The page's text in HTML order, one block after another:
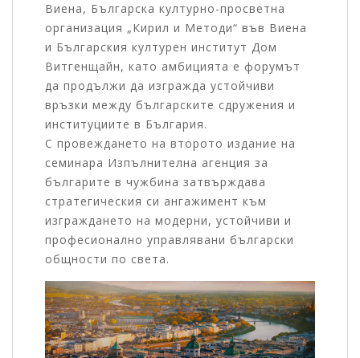
Виена, Българска културно-просветна
организация „Кирил и Методи“ във Виена
и Българския културен институт Дом
Витгенщайн, като амбицията е форумът
да продължи да изгражда устойчиви
връзки между българските сдружения и
институциите в България.
С провеждането на второто издание на
семинара Изпълнителна агенция за
българите в чужбина затвърждава
стратегическия си ангажимент към
изграждането на модерни, устойчиви и
професионално управлявани български
общности по света.